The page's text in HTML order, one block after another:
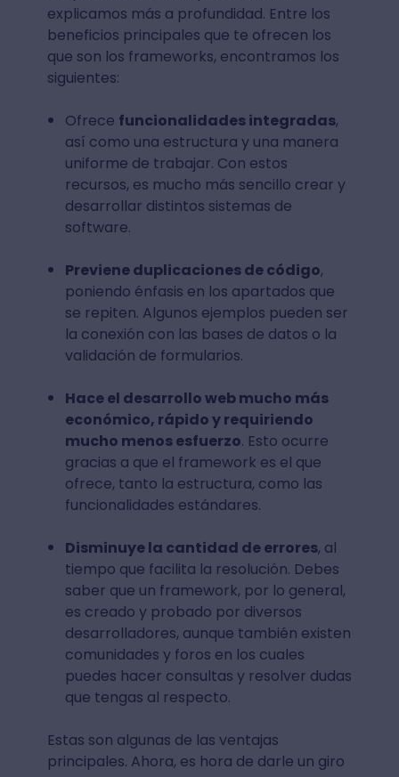
explicamos más a profundidad. Entre los
beneficios principales que te ofrecen los
que son los frameworks, encontramos los
siguientes:
Ofrece funcionalidades integradas,
así como una estructura y una manera
uniforme de trabajar. Con estos
recursos, es mucho más sencillo crear y
desarrollar distintos sistemas de
software.
Previene duplicaciones de código,
poniendo énfasis en los apartados que
se repiten. Algunos ejemplos pueden ser
la conexión con las bases de datos o la
validación de formularios.
Hace el desarrollo web mucho más
económico, rápido y requiriendo
mucho menos esfuerzo. Esto ocurre
gracias a que el framework es el que
ofrece, tanto la estructura, como las
funcionalidades estándares.
Disminuye la cantidad de errores, al
tiempo que facilita la resolución. Debes
saber que un framework, por lo general,
es creado y probado por diversos
desarrolladores, aunque también existen
comunidades y foros en los cuales
puedes hacer consultas y resolver dudas
que tengas al respecto.
Estas son algunas de las ventajas
principales. Ahora, es hora de darle un giro